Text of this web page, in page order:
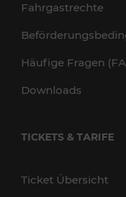
Fahrgastrechte
Häufige Fragen
Downloads
TICKETS & TARIFE
Ticket Übersicht